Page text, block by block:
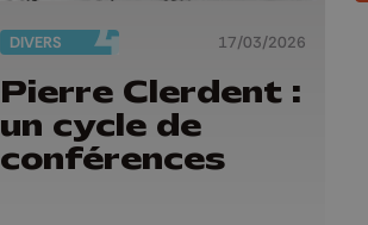
DIVERS 17/03/2026
Pierre Clerdent :
un cycle de
conférences